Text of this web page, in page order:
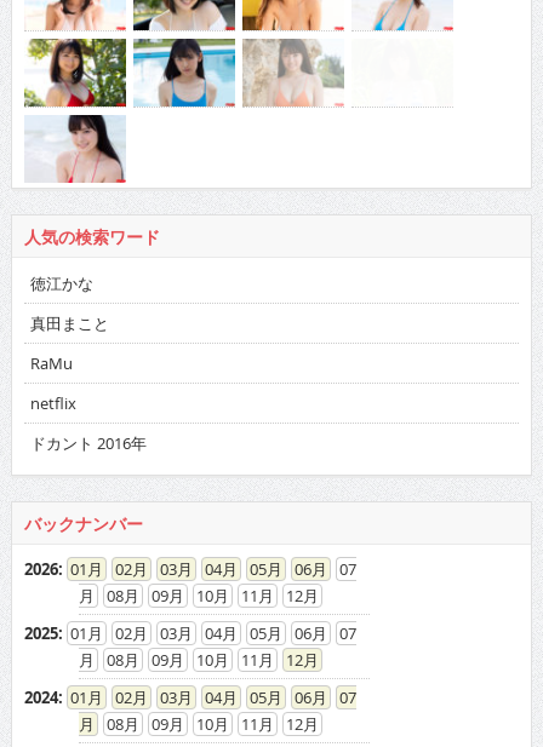
人気の検索ワード
徳江かな
真田まこと
RaMu
netflix
ドカント 2016年
バックナンバー
2026: 01 02 03 04 05 06
07
08
09 10 11
12
2025: 01 02 03 04 05 06
07
08
09 10 11
12
2024: 01 02 03 04 05 06
07
08
09 10 11
12